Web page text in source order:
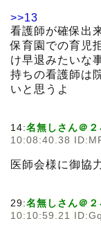
>>13
看護師が確保出
保育園での育児
け早退みたいな
持ちの看護師は
いと思うよ
14:名無しさん＠
10:08:40.38
医師会様に御協
29:名無しさん＠
10:10:59.21